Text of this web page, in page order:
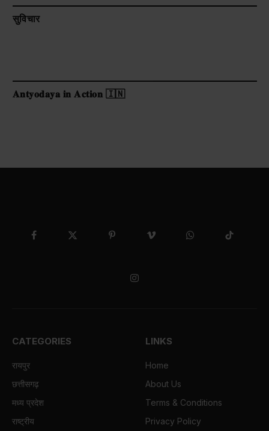
सुविचार
𝐀𝐧𝐭𝐲𝐨𝐝𝐚𝐲𝐚 𝐢𝐧 𝐀𝐜𝐭𝐢𝐨𝐧 🇮🇳
FacebookX
Pinterest Vimeo WhatsAppTikTok
Instagram
CATEGORIES
रायपुर
छत्तीसगढ़
मध्य प्रदेश
राष्ट्रीय
LINKS
Home
About Us
Terms & Conditions
Privacy Policy